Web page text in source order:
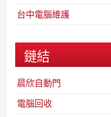
台中電腦維護
鏈結
晨欣自動門
電腦回收